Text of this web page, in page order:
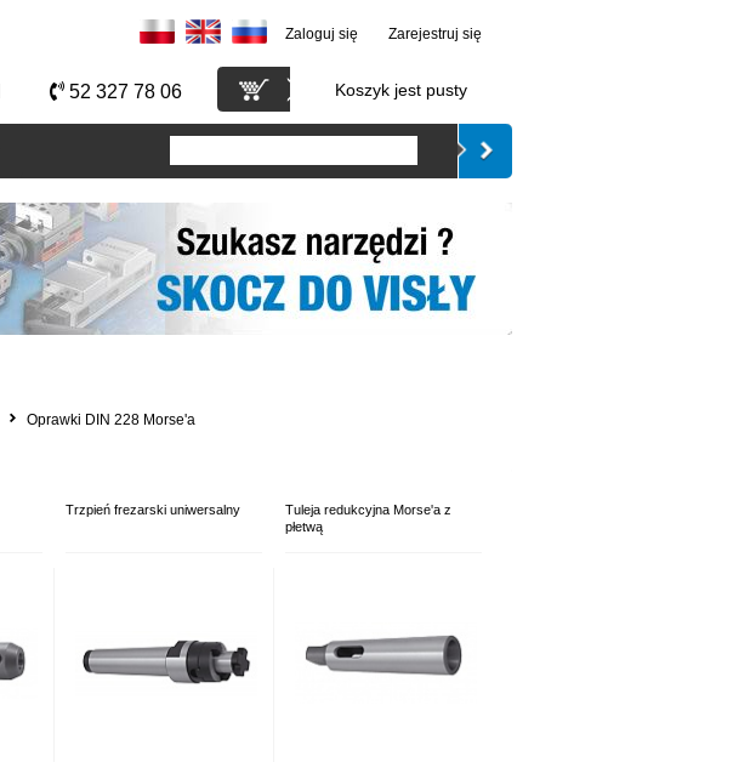
Zarejestruj się
Zaloguj się
52 327 78 06 Koszyk jest pusty
Oprawki DIN 228 Morse'a
Trzpień frezarski uniwersalny
Tuleja redukcyjna Morse'a z
płetwą